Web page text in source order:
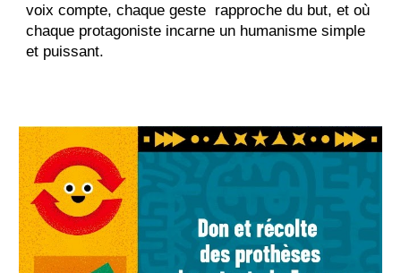
voix compte, chaque geste rapproche du but, et où
chaque protagoniste incarne un humanisme simple
et puissant.